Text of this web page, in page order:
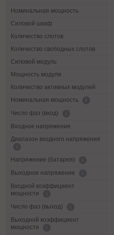
Номинальная мощность
Силовой шкаф
Количество слотов
Количество свободных слотов
Силовой модуль
Мощность модуля
Количество активных модулей
Номинальная мощность
Число фаз (вход)
Входное напряжение
Диапазон входного напряжения
Напряжение (батарея)
Выходное напряжение
Входной коэффициент
мощности
Число фаз (выход)
Выходной коэффициент
мощности